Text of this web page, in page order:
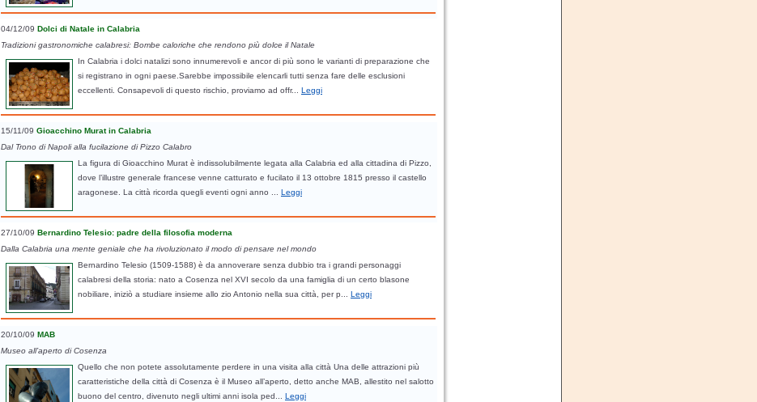
04/12/09 Dolci di Natale in Calabria
Tradizioni gastronomiche calabresi: Bombe caloriche che rendono più dolce il Natale
In Calabria i dolci natalizi sono innumerevoli e ancor di più sono le varianti di preparazione che
si registrano in ogni paese.Sarebbe impossibile elencarli tutti senza fare delle esclusioni
eccellenti. Consapevoli di questo rischio, proviamo ad offr... Leggi
15/11/09 Gioacchino Murat in Calabria
Dal Trono di Napoli alla fucilazione di Pizzo Calabro
La figura di Gioacchino Murat è indissolubilmente legata alla Calabria ed alla cittadina di Pizzo,
dove l’illustre generale francese venne catturato e fucilato il 13 ottobre 1815 presso il castello
aragonese. La città ricorda quegli eventi ogni anno ... Leggi
27/10/09 Bernardino Telesio: padre della filosofia moderna
Dalla Calabria una mente geniale che ha rivoluzionato il modo di pensare nel mondo
Bernardino Telesio (1509-1588) è da annoverare senza dubbio tra i grandi personaggi
calabresi della storia: nato a Cosenza nel XVI secolo da una famiglia di un certo blasone
nobiliare, iniziò a studiare insieme allo zio Antonio nella sua città, per p... Leggi
20/10/09 MAB
Museo all’aperto di Cosenza
Quello che non potete assolutamente perdere in una visita alla città Una delle attrazioni più
caratteristiche della città di Cosenza è il Museo all’aperto, detto anche MAB, allestito nel salotto
buono del centro, divenuto negli ultimi anni isola ped... Leggi